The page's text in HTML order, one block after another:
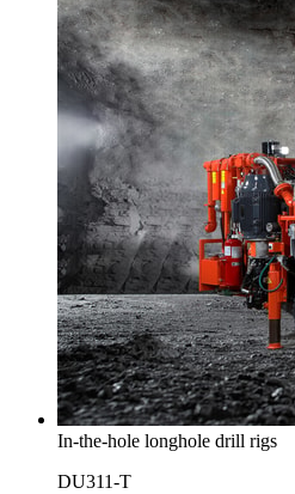
In-the-hole longhole drill rigs
DU311-T